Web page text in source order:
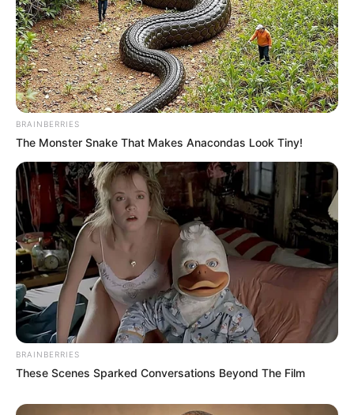
Εθνικό Κέντρο Αιμοδοσίας: Η προσφορά
δεν έχει εποχή αλλά αποτελεί μια
διαρκή θετική συνειδητή επιλογή
Χαλκίδα: Διασώθηκε 30χρονη μετά από
πτώση από την υψηλή γέφυρα –
οδύνης η αποτέφρωση του συντονιστή
που έχασε τη ζωή του στη σύγκρουση
των ελικοπτέρων στην Ψάθα
Γιατί δεν υπήρχαν μικροσκοπικοί
δεινόσαυροι; – Τι αποκαλύπτουν νέες
έρευνες
τον Κόσμο, τη στιγμή που συμβαίνουν, στο
BRAINBERRIES
The Monster Snake That Makes Anacondas Look Tiny!
BRAINBERRIES
These Scenes Sparked Conversations Beyond The Film